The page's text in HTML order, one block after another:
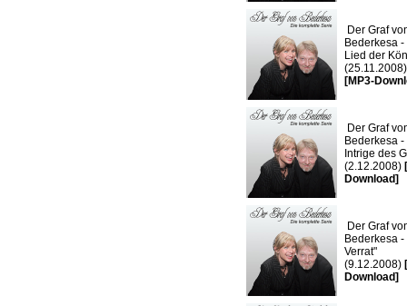
Der Graf
Bederkesa -
Lied der
(25.11.2008)
[MP3-
Der Graf
Bederkesa -
Intrige des
(2.12.2008)
Download]
Der Graf
Bederkesa -
Verrat"
(9.12.2008)
Download]